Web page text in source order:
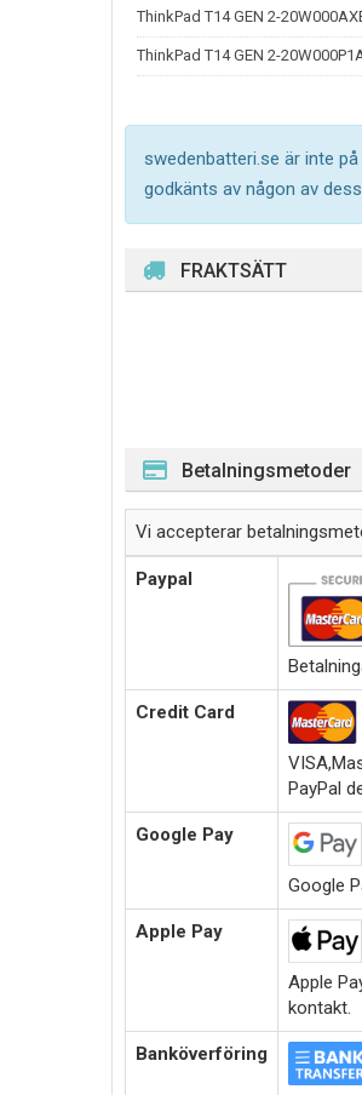
ThinkPad T14 GEN 2-
ThinkPad T14 GEN 2-
swedenbatteri.se är inte
godkänts av någon av
FRAKTSÄTT
Betalningsmetoder
Vi accepterar
Paypal
Credit Card
PayPal
Google Pay
Google
Apple Pay
Apple
kontakt.
Banköverföring